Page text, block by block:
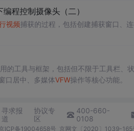
程控制摄像头（二）
视频捕获的过程，包括创建捕获窗口、
的工具与框架，包括但不限于工具栏、
口居中、多媒体VFW操作等核心功能。
寻求报
道
协议专
区
400-660-
0108
ICP备19004658号 京网文〔2020〕1039-165